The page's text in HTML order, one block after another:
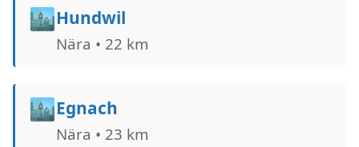
🏙️Hundwil
Nära • 22 km
🏙️Egnach
Nära • 23 km